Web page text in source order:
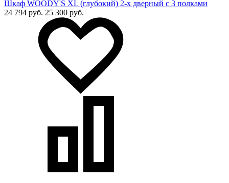
Шкаф WOODY'S XL (глубокий) 2-х дверный с 3 полками
24 794 руб. 25 300 руб.